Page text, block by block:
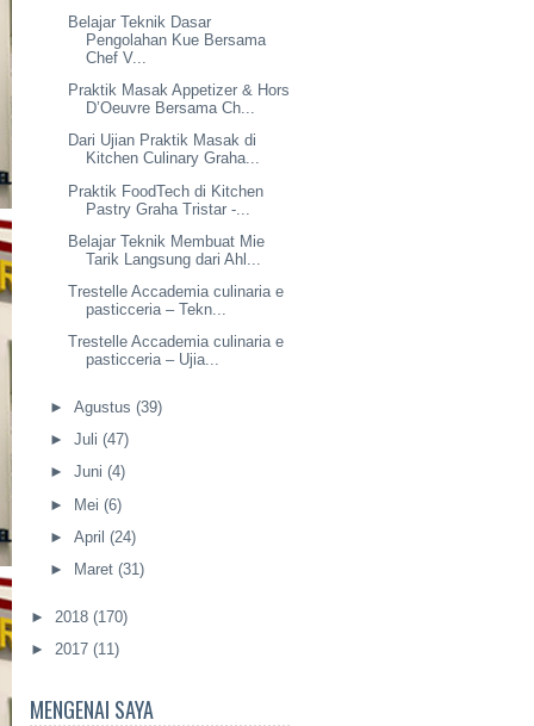
Belajar Teknik Dasar
Pengolahan Kue Bersama
Chef V...
Praktik Masak Appetizer & Hors
D’Oeuvre Bersama Ch...
Dari Ujian Praktik Masak di
Kitchen Culinary Graha...
Praktik FoodTech di Kitchen
Pastry Graha Tristar -...
Belajar Teknik Membuat Mie
Tarik Langsung dari Ahl...
Trestelle Accademia culinaria e
pasticceria – Tekn...
Trestelle Accademia culinaria e
pasticceria – Ujia...
► Agustus (39)
► Juli (47)
► Juni (4)
► Mei (6)
► April (24)
►
Maret (31)
► 2018 (170)
► 2017 (11)
MENGENAI SAYA